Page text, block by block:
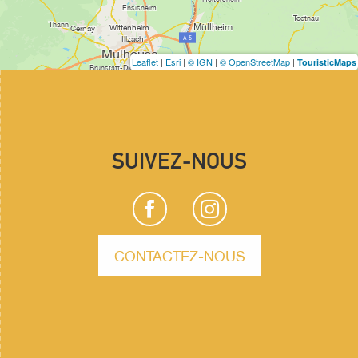
Leaflet | Esri | © IGN | © OpenStreetMap | TouristicMaps
SUIVEZ-NOUS
CONTACTEZ-NOUS